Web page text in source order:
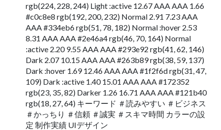
rgb(224, 228, 244) Light :active 12.67 AAA AAA 1.66
#c0c8e8 rgb(192, 200, 232) Normal 2.91 7.23 AAA
AAA #334eb6 rgb(51, 78, 182) Normal :hover 2.53
8.31 AAA AAA #2e46a4 rgb(46, 70, 164) Normal
:active 2.20 9.55 AAA AAA #293e92 rgb(41, 62, 146)
Dark 2.07 10.15 AAA AAA #263b89 rgb(38, 59, 137)
Dark :hover 1.69 12.46 AAA AAA #1f2f6d rgb(31, 47,
109) Dark :active 1.40 15.01 AAA AAA #172352
rgb(23, 35, 82) Darker 1.26 16.71 AAA AAA #121b40
rgb(18, 27, 64) キーワード ＃読みやすい ＃ビジネス
＃かっちり ＃信頼 ＃誠実 ＃スキマ時間 カラーの設
定 制作実績 UIデザイン